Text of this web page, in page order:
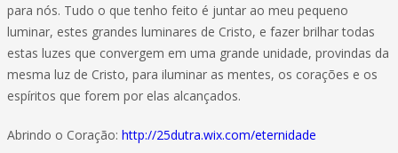
para nós. Tudo o que tenho feito é juntar ao meu pequeno
luminar, estes grandes luminares de Cristo, e fazer brilhar todas
estas luzes que convergem em uma grande unidade, provindas da
mesma luz de Cristo, para iluminar as mentes, os corações e os
espíritos que forem por elas alcançados.
Abrindo o Coração: http://25dutra.wix.com/eternidade